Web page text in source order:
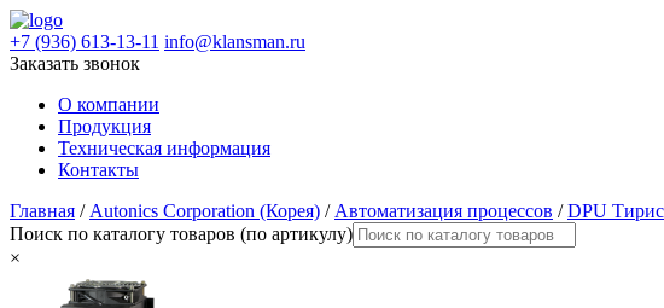
+7 (936) 613-13-11 info@klansman.ru
Заказать звонок
О компании
Продукция
Техническая информация
Контакты
Главная / Autonics Corporation (Корея) / Автоматизация процессов /DPU
Поиск по каталогу товаров (по артикулу)
×